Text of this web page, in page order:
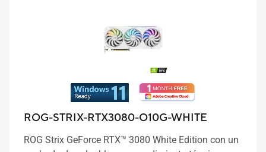
ROG-STRIX-RTX3080-O10G-WHITE
ROG Strix GeForce RTX™ 3080 White Edition con un